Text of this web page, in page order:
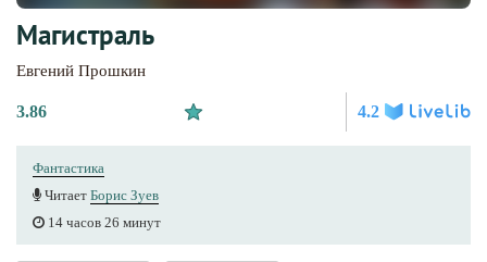
Магистраль
Евгений Прошкин
3.86 4.2
Фантастика
Читает Борис Зуев
14 часов 26 минут